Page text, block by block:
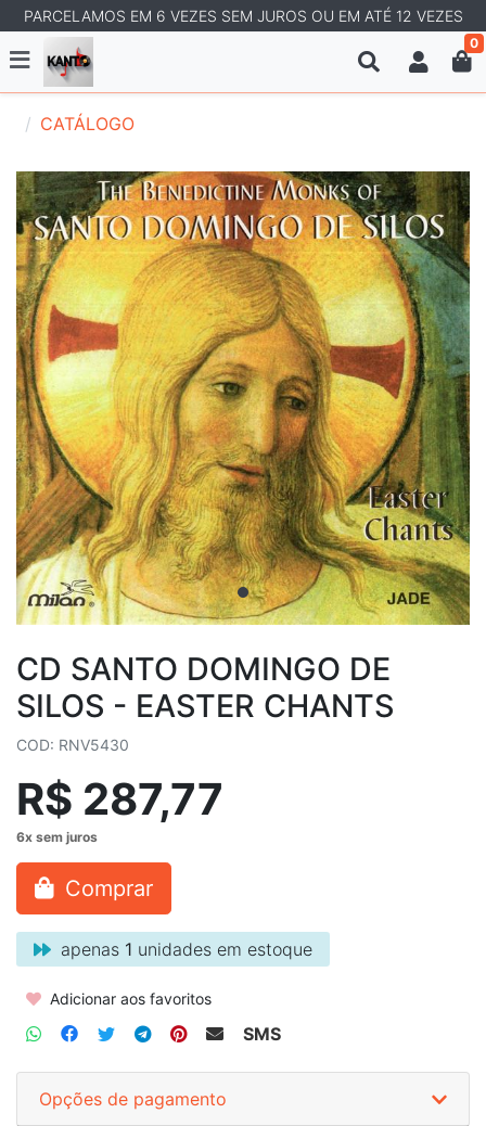
PARCELAMOS EM 6 VEZES SEM JUROS OU EM ATÉ 12 VEZES
0
CATÁLOGO
CD SANTO DOMINGO DE
SILOS - EASTER CHANTS
COD: RNV5430
R$ 287,77
Comprar
apenas 1 unidades em estoque
Adicionar aos favoritos
SMS
Opções de pagamento